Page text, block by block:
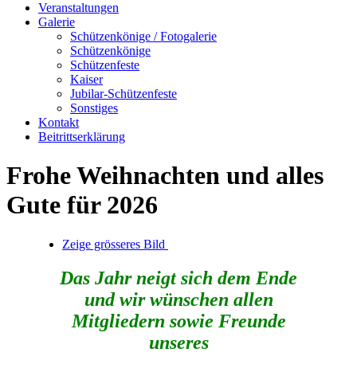
Veranstaltungen
Galerie
Schützenkönige / Fotogalerie
Schützenkönige
Schützenfeste
Kaiser
Jubilar-Schützenfeste
Sonstiges
Kontakt
Beitrittserklärung
Frohe Weihnachten und alles
Gute für 2026
Zeige grösseres Bild
Das Jahr neigt sich dem Ende
und wir wünschen allen
Mitgliedern sowie Freunde
unseres